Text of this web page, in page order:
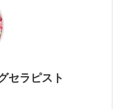
セラピスト